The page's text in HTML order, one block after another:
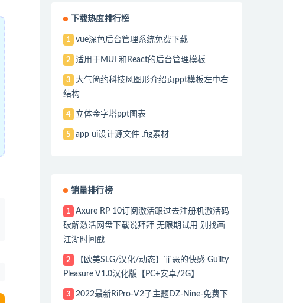
下载热度排行榜
1 vue深色后台管理系统免费下载
2 适用于MUI 和React的后台管理模板
3
大气简约科技风图形介绍页ppt模板左中右
结构
4 立体金字塔ppt图表
5 app ui设计源文件 .fig素材
销量排行榜
1
Axure RP 10订阅激活跟过去注册机激活码
破解激活网盘下载说拜拜 无限期试用 别找画
江湖时间戳
2
【欧美SLG/汉化/动态】罪恶的快感 Guilty
Pleasure V1.0汉化版【PC+安卓/2G】
3
2022最新RiPro-V2子主题DZ-Nine-免费下